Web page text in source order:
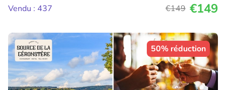
Vendu : 437
€149 €149
50% réduction